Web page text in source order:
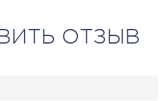
ОТЗЫВ